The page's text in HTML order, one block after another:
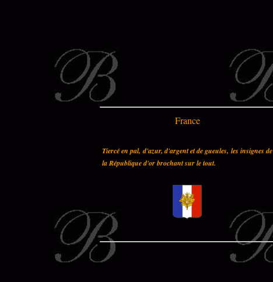
France
Tiercé en pal, d'azur, d'argent et de gueules, les insignes de
la République d'or brochant sur le tout.